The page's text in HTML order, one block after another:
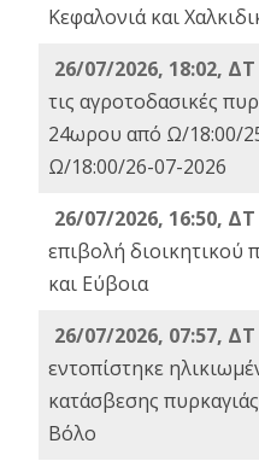
Κεφαλονιά και
26/07/2026, 18:02, ΔΤ
τις αγροτοδασικές
24ωρου από Ω/18:00/
Ω/18:00/26-07-2026
26/07/2026, 16:50, ΔΤ
επιβολή διοικητικού
και Εύβοια
26/07/2026, 07:57, ΔΤ
εντοπίστηκε
κατάσβεσης
Βόλο